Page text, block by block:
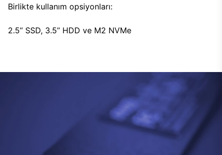
Birlikte kullanım opsiyonları:
2.5’’ SSD, 3.5’’ HDD ve M2 NVMe